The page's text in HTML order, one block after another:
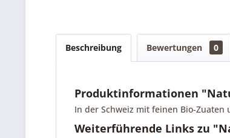
Beschreibung Bewertungen 0
Produktinformationen
In der Schweiz mit feinen Bio-
Weiterführende Links zu